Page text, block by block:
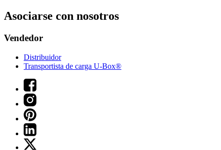
Asociarse con nosotros
Vendedor
Distribuidor
Transportista de carga U-Box®